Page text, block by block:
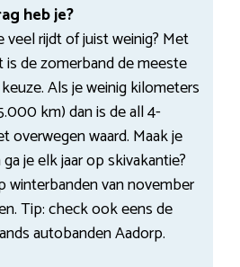
heb je?
veel rijdt of juist weinig? Met
de zomerband de meeste
Als je weinig kilometers
km) dan is de all 4-
overwegen waard. Maak je
je elk jaar op skivakantie?
winterbanden van november
Tip: check ook eens de
autobanden Aadorp.